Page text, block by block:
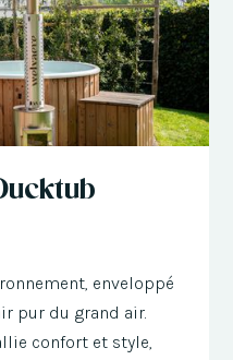
enveloppé
pur du grand air.
confort et style,